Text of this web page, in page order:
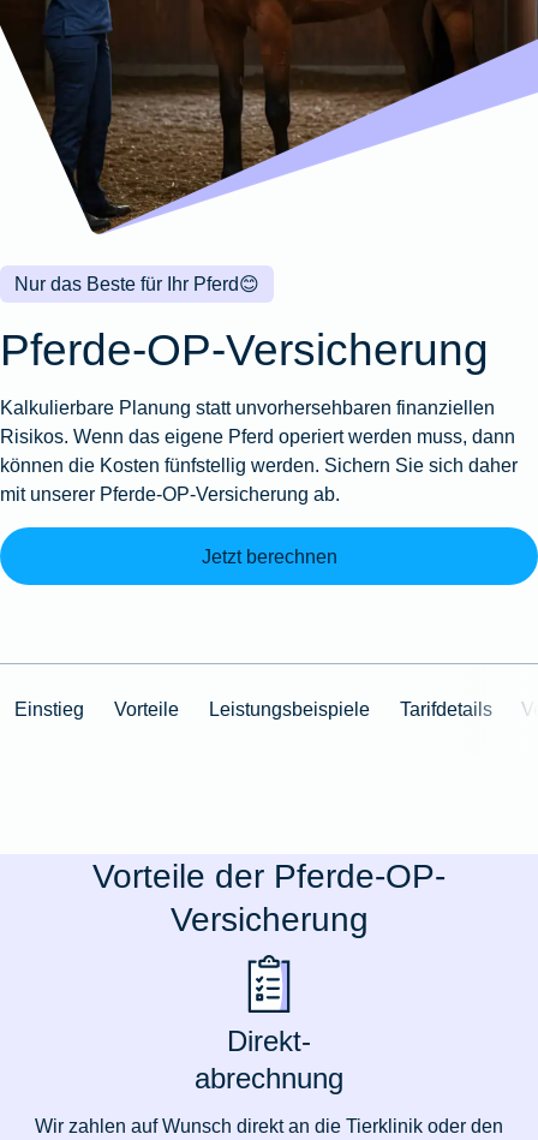
Wohnungsschutzbrief
Zur
Produktübersicht
Gewässerschadenhaftpflicht
Zur
Produktübersicht
Zur
Produktübersicht
Reisehaftpflichtversicherung
Reiserücktrittsversicherung
Zur
Produktübersicht
Zur
Produktübersicht
Zur
Produktübersicht
Zur
Produktübersicht
Montageversicherung
Zur
Produktübersicht
Gruppenunfall für
Betriebe
Gruppenunfall für
Vereine
Produktübersicht
Kunstversicherung
Ausstellungsversicherung
Valorenversicherung
Oldtimersammlungsversicherung
Zur
😊
Nur das Beste für Ihr Pferd
Pferde-OP-Versicherung
Kalkulierbare Planung statt unvorhersehbaren finanziellen
Risikos. Wenn das eigene Pferd operiert werden muss, dann
können die Kosten fünfstellig werden. Sichern Sie sich daher
mit unserer Pferde-OP-Versicherung ab.
Jetzt berechnen
Einstieg Vorteile Leistungsbeispiele Tarifdetails
Vorteile der Pferde-OP-
Versicherung
Direkt-
abrechnung
Wir zahlen auf Wunsch direkt an die Tierklinik oder den